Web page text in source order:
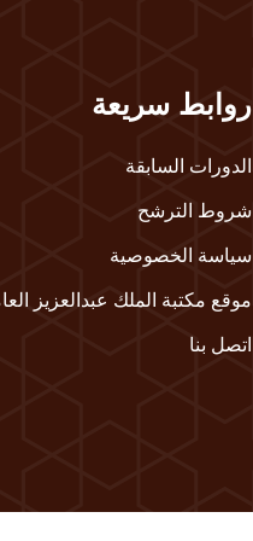
روابط سريعة
الدورات السابقة
شروط الترشح
سياسة الخصوصية
موقع مكتبة الملك عبدالعزيز
اتصل بنا